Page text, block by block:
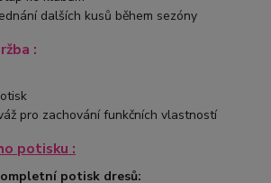
dalších kusů během sezóny
:
pro zachování funkčních vlastností
potisku :
potisk dresů: